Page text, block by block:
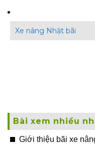
Xe nâng Nhật bãi
Bài xem nhiều
Giới thiệu bãi xe